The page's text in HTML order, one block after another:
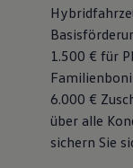
1.500 € für
6.000 €
über alle
sichern Sie